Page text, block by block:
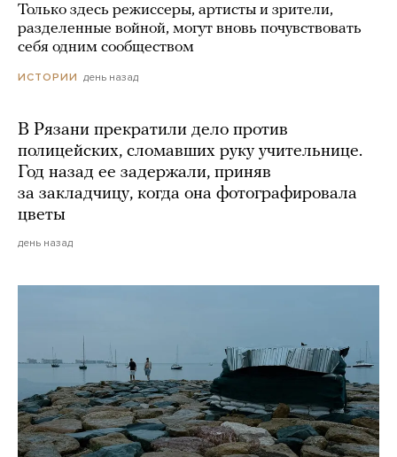
Только здесь режиссеры, артисты и зрители,
разделенные войной, могут вновь почувствовать
себя одним сообществом
ИСТОРИИ день назад
В Рязани прекратили дело против
полицейских, сломавших руку учительнице.
Год назад ее задержали, приняв
за закладчицу, когда она фотографировала
цветы
день назад